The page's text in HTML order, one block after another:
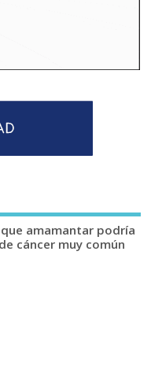
amamantar podría
cáncer muy común